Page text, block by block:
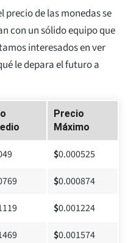
de las monedas se
con un sólido equipo que
interesados en ver
le depara el futuro a
Precio
Máximo
$0.000525
$0.000874
$0.001224
$0.001574